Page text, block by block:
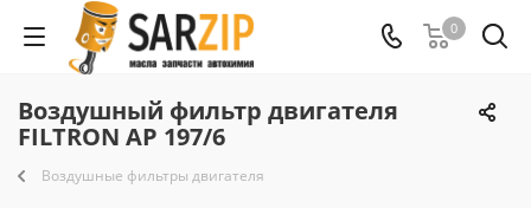
0
Воздушный фильтр двигателя
FILTRON AP 197/6
Воздушные фильтры двигателя